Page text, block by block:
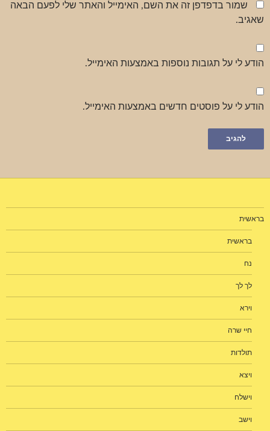
שמור בדפדפן זה את השם, האימייל והאתר שלי לפעם הבאה
שאגיב.
הודע לי על תגובות נוספות באמצעות האימייל.
הודע לי על פוסטים חדשים באמצעות האימייל.
בראשית
בראשית
נח
לך לך
וירא
חיי שרה
תולדות
ויצא
וישלח
וישב